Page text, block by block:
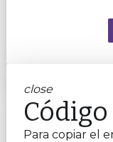
close
Código
Para copiar el